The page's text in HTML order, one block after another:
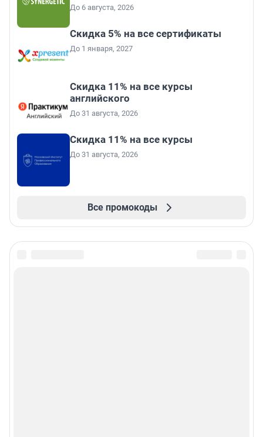
До 6 августа, 2026
Скидка 5% на все сертификаты
До 1 января, 2027
Скидка 11% на все курсы
английского
До 31 августа, 2026
Скидка 11% на все курсы
До 31 августа, 2026
Все промокоды